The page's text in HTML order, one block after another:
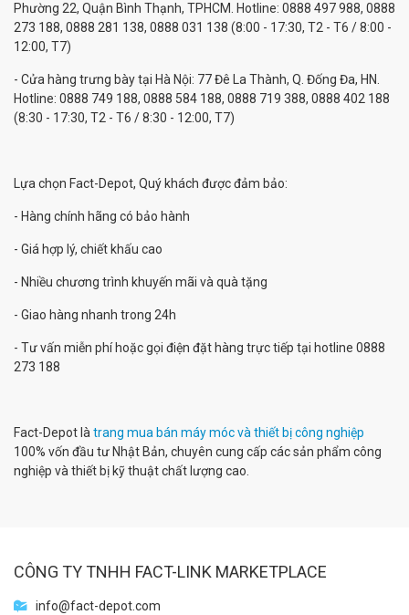
Phường 22, Quận Bình Thạnh, TPHCM. Hotline: 0888 497 988, 0888
273 188, 0888 281 138, 0888 031 138 (8:00 - 17:30, T2 - T6 / 8:00 -
12:00, T7)
- Cửa hàng trưng bày tại Hà Nội: 77 Đê La Thành, Q. Đống Đa, HN.
Hotline: 0888 749 188, 0888 584 188, 0888 719 388, 0888 402 188
(8:30 - 17:30, T2 - T6 / 8:30 - 12:00, T7)
Lựa chọn Fact-Depot, Quý khách được đảm bảo:
- Hàng chính hãng có bảo hành
- Giá hợp lý, chiết khấu cao
- Nhiều chương trình khuyến mãi và quà tặng
- Giao hàng nhanh trong 24h
- Tư vấn miễn phí hoặc gọi điện đặt hàng trực tiếp tại hotline 0888
273 188
Fact-Depot là trang mua bán máy móc và thiết bị công nghiệp
100% vốn đầu tư Nhật Bản, chuyên cung cấp các sản phẩm công
nghiệp và thiết bị kỹ thuật chất lượng cao.
CÔNG TY TNHH FACT-LINK MARKETPLACE
info@fact-depot.com